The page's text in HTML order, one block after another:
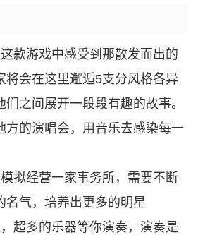
款游戏中感受到那散发而出的
将会在这里邂逅5支分风格各异
之间展开一段段有趣的故事。
方的演唱会，用音乐去感染每一
拟经营一家事务所，需要不断
名气，培养出更多的明星
超多的乐器等你演奏，演奏是